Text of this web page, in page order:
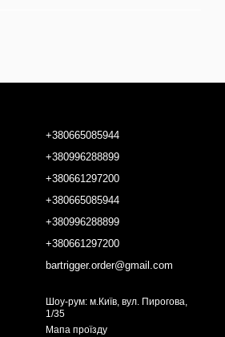
+380665085944
+380996288899
+380661297200
+380665085944
+380996288899
+380661297200
bartrigger.order@gmail.com
Шоу-рум: м.Київ, вул. Пирогова,
1/35
Мапа проїзду